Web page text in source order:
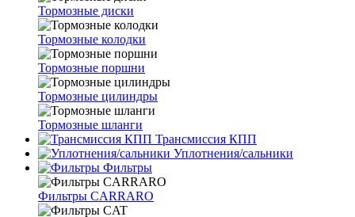
Тормозные диски
Тормозные колодки
Тормозные поршни
Тормозные цилиндры
Тормозные шланги
Трансмиссия КПП
Уплотнения/сальники
Фильтры
Фильтры CARRARO